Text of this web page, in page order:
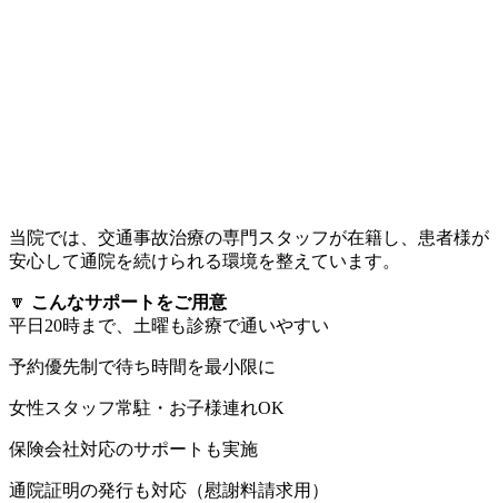
当院では、交通事故治療の専門スタッフが在籍し、患者様が
安心して通院を続けられる環境を整えています。
🔽 こんなサポートをご用意
平日20時まで、土曜も診療で通いやすい
予約優先制で待ち時間を最小限に
女性スタッフ常駐・お子様連れOK
保険会社対応のサポートも実施
通院証明の発行も対応（慰謝料請求用）